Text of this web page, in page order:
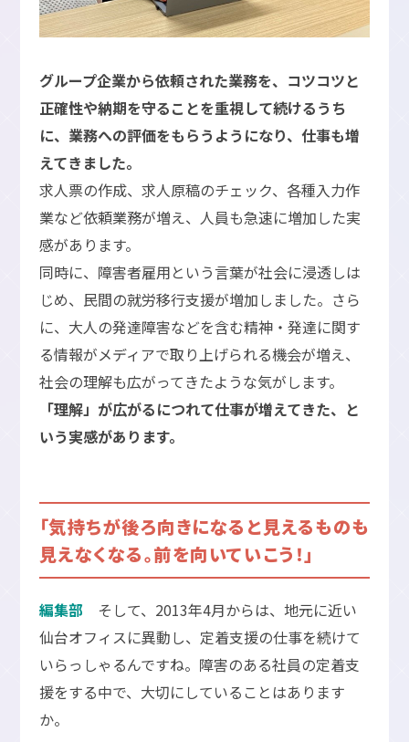
グループ企業から依頼された業務を、コツコツと
正確性や納期を守ることを重視して続けるうち
に、業務への評価をもらうようになり、仕事も増
えてきました。
求人票の作成、求人原稿のチェック、各種入力作
業など依頼業務が増え、人員も急速に増加した実
感があります。
同時に、障害者雇用という言葉が社会に浸透しは
じめ、民間の就労移行支援が増加しました。さら
に、大人の発達障害などを含む精神・発達に関す
る情報がメディアで取り上げられる機会が増え、
社会の理解も広がってきたような気がします。
「理解」が広がるにつれて仕事が増えてきた、と
いう実感があります。
「気持ちが後ろ向きになると見えるものも
見えなくなる。前を向いていこう！」
編集部 そして、2013年4月からは、地元に近い
仙台オフィスに異動し、定着支援の仕事を続けて
いらっしゃるんですね。障害のある社員の定着支
援をする中で、大切にしていることはあります
か。